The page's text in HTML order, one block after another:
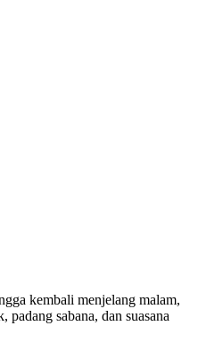
kembali menjelang malam,
padang sabana, dan suasana